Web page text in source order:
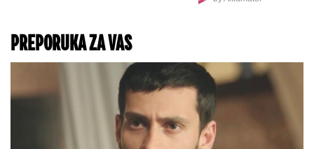
ŠTA VIDETI U
BARSELONI:
Ako prvi put
putujete u Španiju ovih
osam znamenitosti
morate da vidite